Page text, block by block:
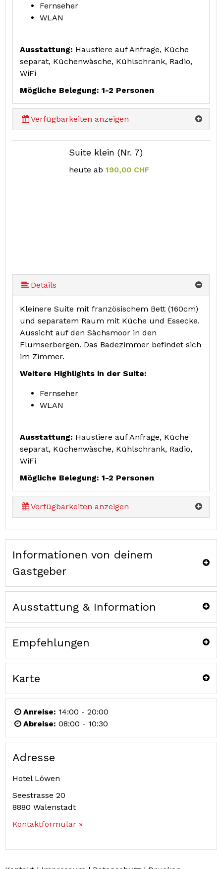
Fernseher
WLAN
Ausstattung: Haustiere auf Anfrage, Küche
separat, Küchenwäsche, Kühlschrank, Radio,
WiFi
Mögliche Belegung: 1-2 Personen
Verfügbarkeiten anzeigen
Suite klein (Nr. 7)
heute ab 190,00 CHF
Details
Kleinere Suite mit französischem Bett (160cm)
und separatem Raum mit Küche und Essecke.
Aussicht auf den Sächsmoor in den
Flumserbergen. Das Badezimmer befindet sich
im Zimmer.
Weitere Highlights in der Suite:
Fernseher
WLAN
Ausstattung: Haustiere auf Anfrage, Küche
separat, Küchenwäsche, Kühlschrank, Radio,
WiFi
Mögliche Belegung: 1-2 Personen
Verfügbarkeiten anzeigen
Informationen von deinem
Gastgeber
Ausstattung & Information
Empfehlungen
Karte
Anreise: 14:00 - 20:00
Abreise: 08:00 - 10:30
Adresse
Hotel Löwen
Seestrasse 20
8880 Walenstadt
Kontaktformular »